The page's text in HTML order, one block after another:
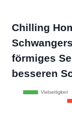
Chilling
förmiges
besseren